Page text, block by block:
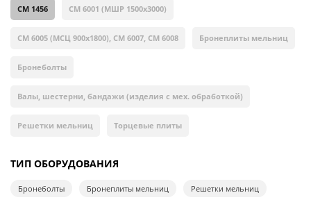
СМ 1456 СМ 6001 (МШР 1500х3000)
СМ 6005 (МСЦ 900х1800), СМ 6007, СМ 6008 Бронеплиты мельниц
Бронеболты
Валы, шестерни, бандажи (изделия с мех. обработкой)
Решетки мельниц Торцевые плиты
ТИП ОБОРУДОВАНИЯ
Бронеболты Бронеплиты мельниц Решетки мельниц